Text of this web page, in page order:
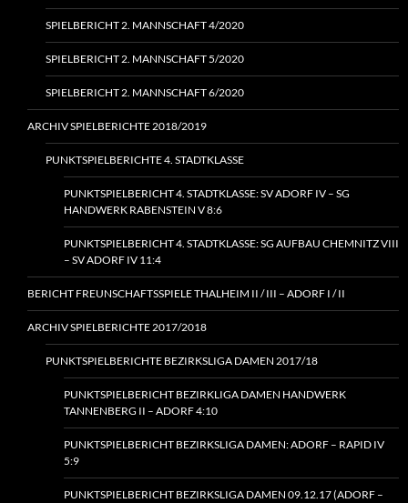
SPIELBERICHT 2. MANNSCHAFT 4/2020
SPIELBERICHT 2. MANNSCHAFT 5/2020
SPIELBERICHT 2. MANNSCHAFT 6/2020
ARCHIV SPIELBERICHTE 2018/2019
PUNKTSPIELBERICHTE 4. STADTKLASSE
PUNKTSPIELBERICHT 4. STADTKLASSE: SV ADORF IV – SG
HANDWERK RABENSTEIN V 8:6
PUNKTSPIELBERICHT 4. STADTKLASSE: SG AUFBAU CHEMNITZ VIII
– SV ADORF IV 11:4
BERICHT FREUNSCHAFTSSPIELE THALHEIM II / III – ADORF I / II
ARCHIV SPIELBERICHTE 2017/2018
PUNKTSPIELBERICHTE BEZIRKSLIGA DAMEN 2017/18
PUNKTSPIELBERICHT BEZIRKLIGA DAMEN HANDWERK
TANNENBERG II – ADORF 4:10
PUNKTSPIELBERICHT BEZIRKSLIGA DAMEN: ADORF – RAPID IV
5:9
PUNKTSPIELBERICHT BEZIRKSLIGA DAMEN 09.12.17 (ADORF –